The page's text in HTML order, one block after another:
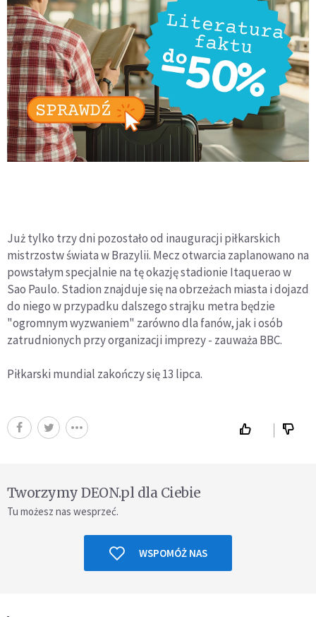
Już tylko trzy dni pozostało od inauguracji piłkarskich
mistrzostw świata w Brazylii. Mecz otwarcia zaplanowano na
powstałym specjalnie na tę okazję stadionie Itaquerao w
Sao Paulo. Stadion znajduje się na obrzeżach miasta i dojazd
do niego w przypadku dalszego strajku metra będzie
"ogromnym wyzwaniem" zarówno dla fanów, jak i osób
zatrudnionych przy organizacji imprezy - zauważa BBC.
Piłkarski mundial zakończy się 13 lipca.
Tworzymy DEON.pl dla Ciebie
Tu możesz nas wesprzeć.
WSPOMÓŻ NAS